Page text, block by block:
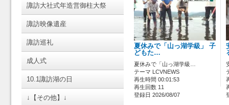
諏訪大社式年造営御柱大祭
諏訪映像遺産
諏訪巡礼
成人式
10.1諏訪湖の日
↓【その他】↓
夏休みで「山っ湖学級」 子
どもた…
夏休みで「山っ湖学級…
テーマ LCVNEWS
再生時間 00:01:53
再生回数 11
登録日 2026/08/07